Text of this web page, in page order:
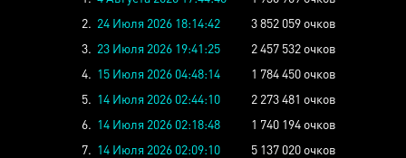
2. 24 Июля 2026 18:14:42
3 852 059 очков
3. 23 Июля 2026 19:41:25
2 457 532 очков
4. 15 Июля 2026 04:48:14
1 784 450 очков
5. 14 Июля 2026 02:44:10
2 273 481 очков
6. 14 Июля 2026 02:18:48
1 740 194 очков
7. 14 Июля 2026 02:09:10
5 137 020 очков